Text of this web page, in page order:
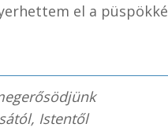
el a püspökké
Istentől